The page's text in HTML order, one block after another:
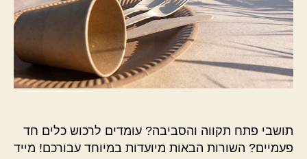
תושבי פתח תקווה והסביבה? עומדים לרכוש כלים חד
פעמיים? השורות הבאות מיועדות במיוחד עבורכם! מייד